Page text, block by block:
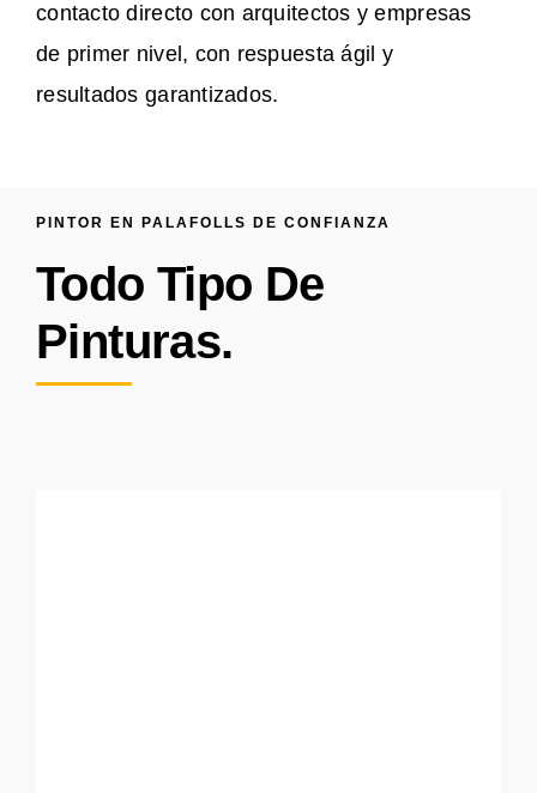
contacto directo con arquitectos y empresas
de primer nivel, con respuesta ágil y
resultados garantizados.
PINTOR EN PALAFOLLS DE CONFIANZA
Todo Tipo De
Pinturas.